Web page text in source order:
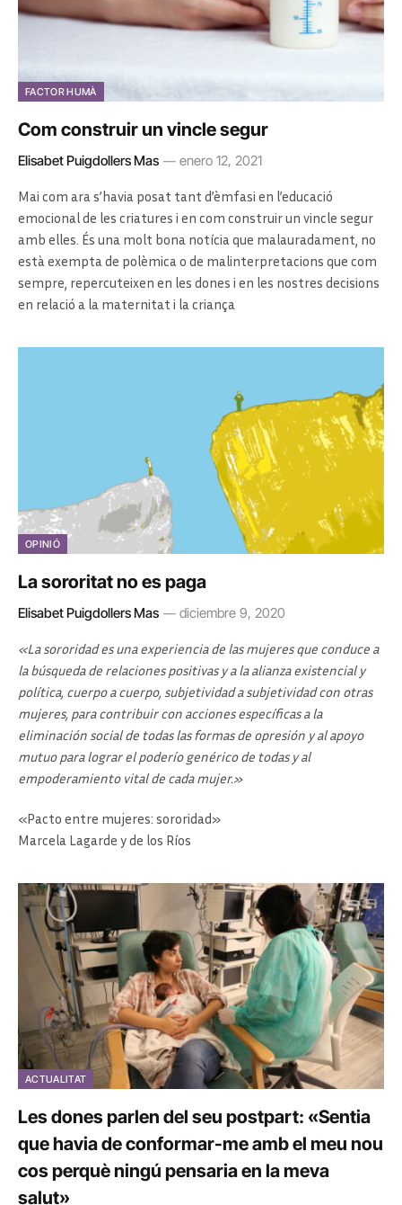
FACTOR HUMÀ
Com construir un vincle segur
Elisabet Puigdollers Mas enero 12, 2021
Mai com ara s’havia posat tant d’èmfasi en l’educació
emocional de les criatures i en com construir un vincle segur
amb elles. És una molt bona notícia que malauradament, no
està exempta de polèmica o de malinterpretacions que com
sempre, repercuteixen en les dones i en les nostres decisions
en relació a la maternitat i la criança
OPINIÓ
La sororitat no es paga
Elisabet Puigdollers Mas diciembre 9, 2020
«La sororidad es una experiencia de las mujeres que conduce a
la búsqueda de relaciones positivas y a la alianza existencial y
política, cuerpo a cuerpo, subjetividad a subjetividad con otras
mujeres, para contribuir con acciones específicas a la
eliminación social de todas las formas de opresión y al apoyo
mutuo para lograr el poderío genérico de todas y al
empoderamiento vital de cada mujer.»
«Pacto entre mujeres: sororidad»
Marcela Lagarde y de los Ríos
ACTUALITAT
Les dones parlen del seu postpart: «Sentia
que havia de conformar-me amb el meu nou
cos perquè ningú pensaria en la meva
salut»